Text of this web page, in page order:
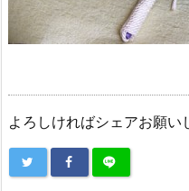
よろしければシェアお願い